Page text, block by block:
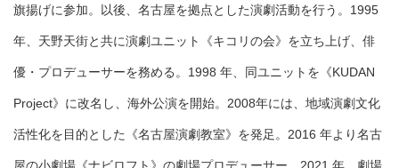
旗揚げに参加。以後、名古屋を拠点とした演劇活動を⾏う。1995
年、天野天街と共に演劇ユニット《キコリの会》を⽴ち上げ、俳
優・プロデューサーを務める。1998 年、同ユニットを《KUDAN
Project》に改名し、海外公演を開始。2008年には、地域演劇⽂化
活性化を⽬的とした《名古屋演劇教室》を発⾜。2016 年より名古